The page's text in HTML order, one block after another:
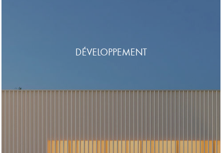
DÉVELOPPEMENT